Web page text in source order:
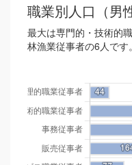
職業別人口（男
最大は専門的・技術的
林漁業従事者の6人です。